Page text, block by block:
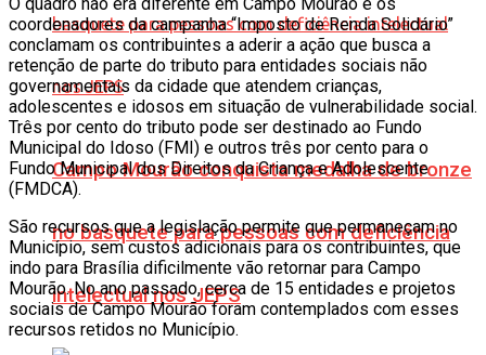
Campo Mourão conquista medalha de bronze
no basquete para pessoas com deficiência
intelectual nos JEPS
coordenadores da campanha “Imposto de Renda Solidário”
conclamam os contribuintes a aderir a ação que busca a
retenção de parte do tributo para entidades sociais não
governamentais da cidade que atendem crianças,
adolescentes e idosos em situação de vulnerabilidade social.
Três por cento do tributo pode ser destinado ao Fundo
Municipal do Idoso (FMI) e outros três por cento para o
Fundo Municipal dos Direitos da Criança e Adolescente
(FMDCA).
São recursos que a legislação permite que permaneçam no
Município, sem custos adicionais para os contribuintes, que
indo para Brasília dificilmente vão retornar para Campo
Mourão. No ano passado, cerca de 15 entidades e projetos
sociais de Campo Mourão foram contemplados com esses
recursos retidos no Município.